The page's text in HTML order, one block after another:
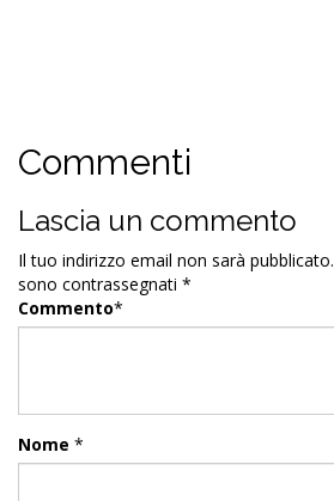
Commenti
Lascia un commento
Il tuo indirizzo email non sarà pubblicato.
sono contrassegnati *
Commento*
Nome *